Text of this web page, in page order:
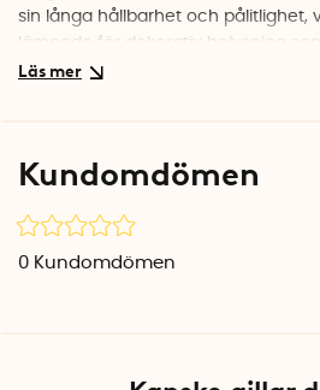
sin långa hållbarhet och pålitlighet,
lämpade för dekorativ belysning
OBS! Detta är ett icke
Vikt: 9 g
Höjd: 0,7 cm
Kundomdömen
0 Kundomdömen